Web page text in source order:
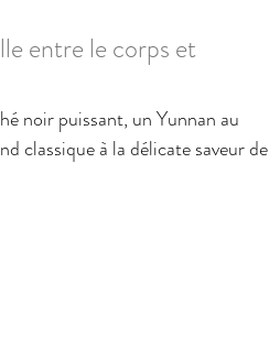
entre le corps et
noir puissant, un Yunnan au
classique à la délicate saveur de